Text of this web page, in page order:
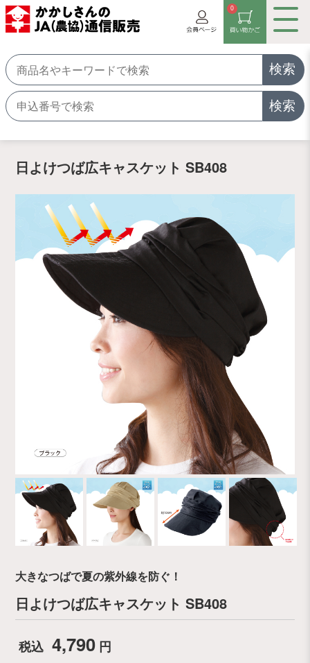
検索
検索
0
日よけつば広キャスケット SB408
大きなつばで夏の紫外線を防ぐ！
日よけつば広キャスケット SB408
税込 4,790 円